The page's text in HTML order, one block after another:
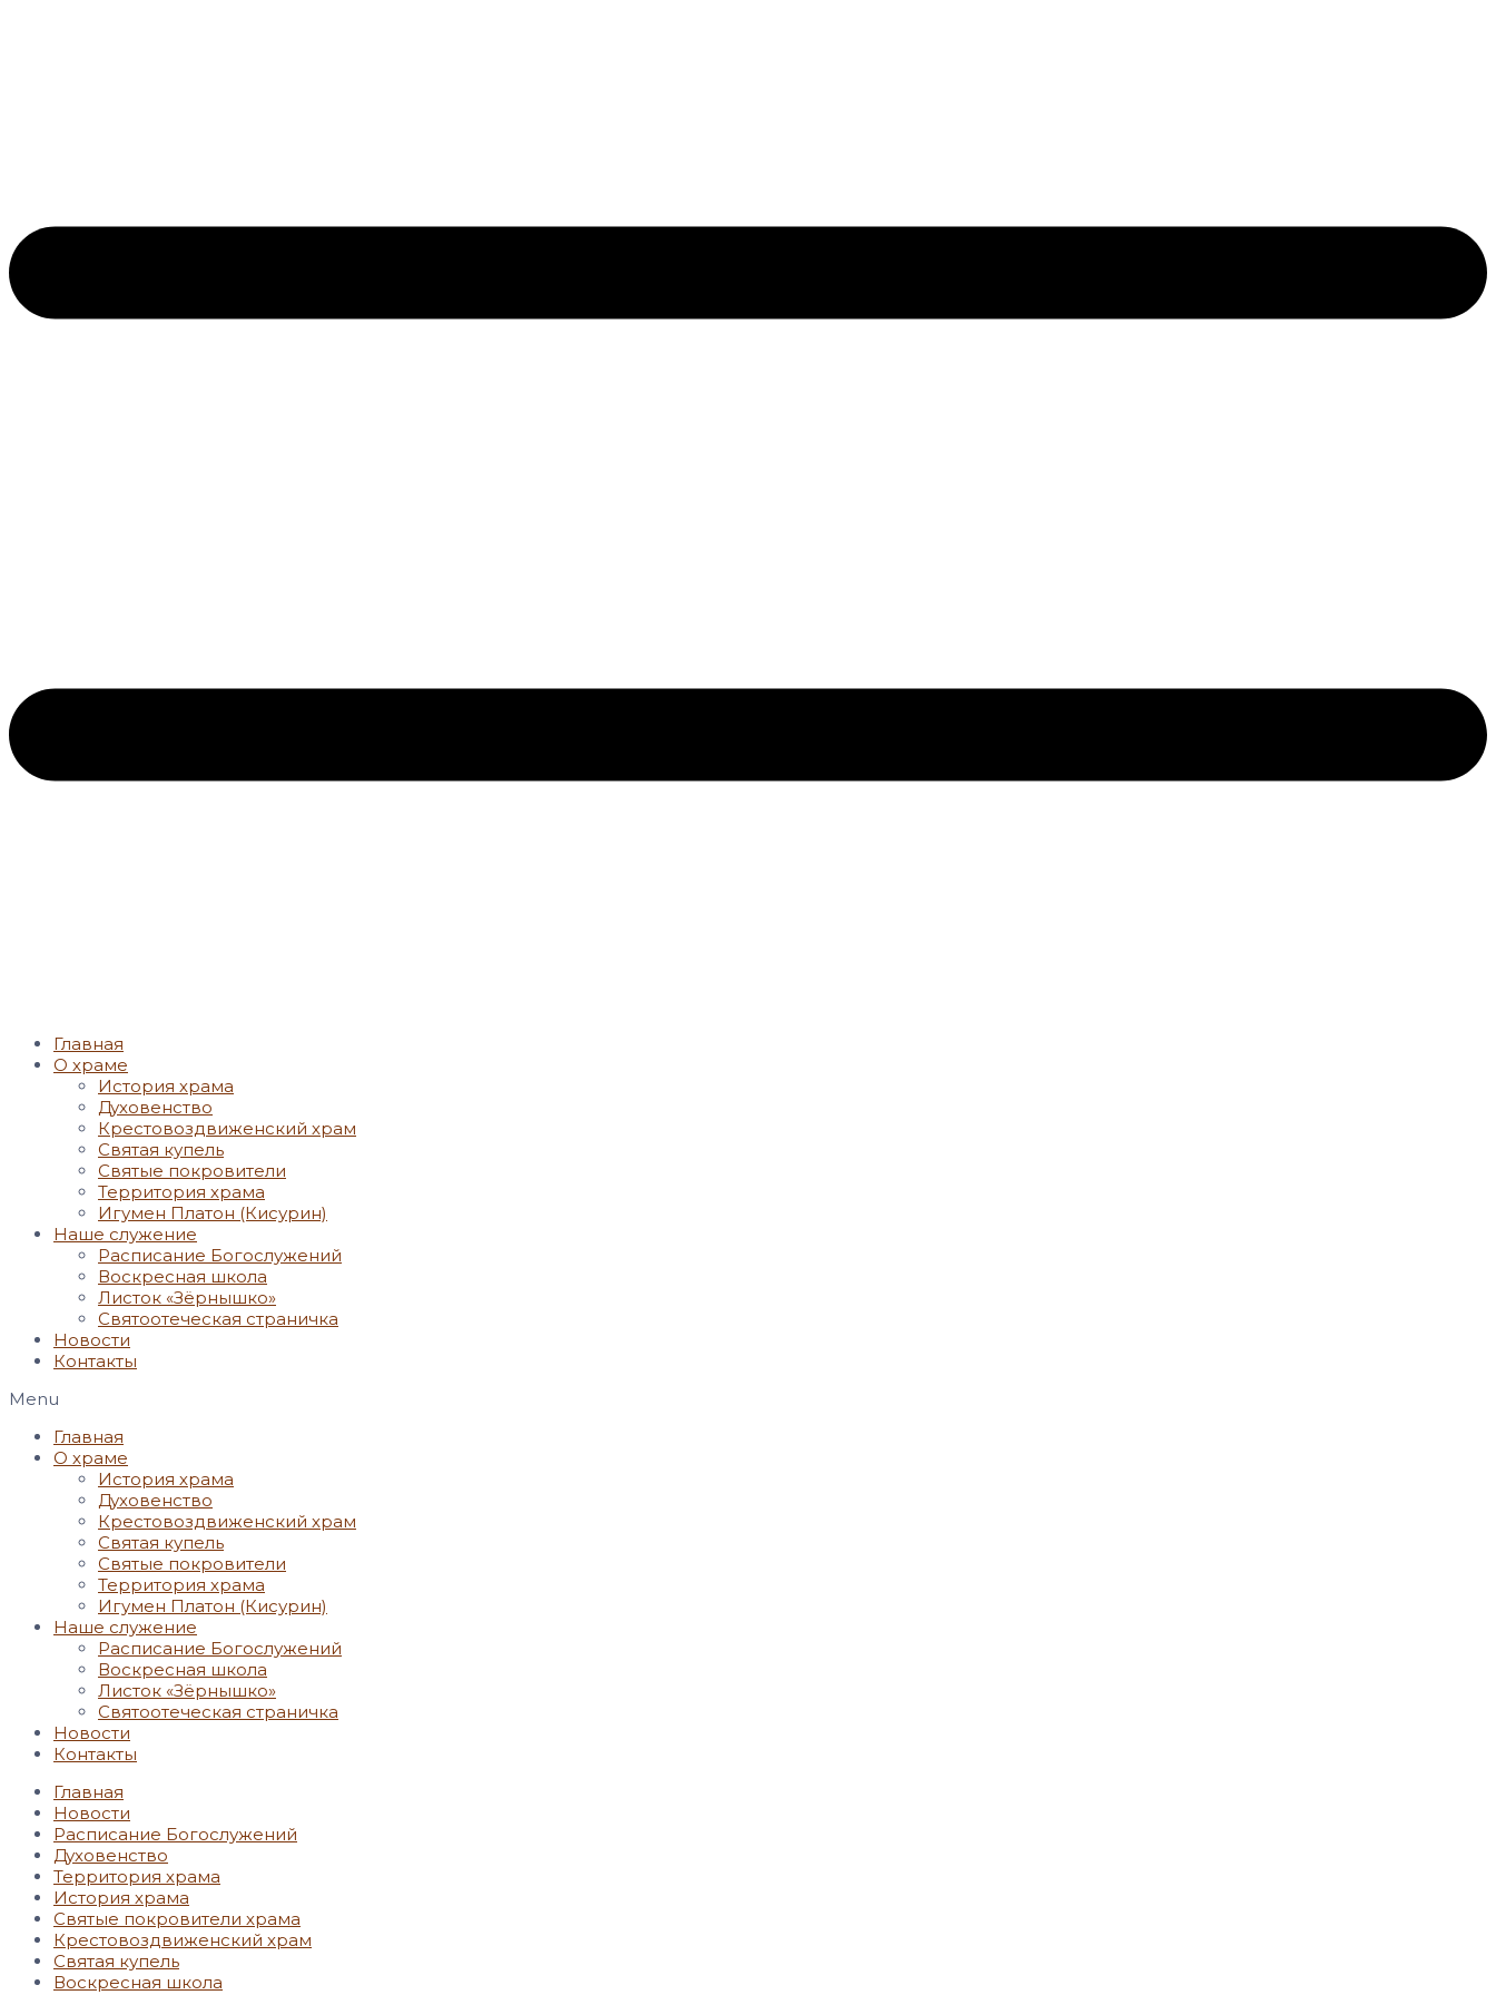
Главная
О храме
История храма
Духовенство
Крестовоздвиженский храм
Святая купель
Святые покровители
Территория храма
Игумен Платон (Кисурин)
Наше служение
Расписание Богослужений
Воскресная школа
Листок «Зёрнышко»
Святоотеческая страничка
Новости
Контакты
Menu
Главная
О храме
История храма
Духовенство
Крестовоздвиженский храм
Святая купель
Святые покровители
Территория храма
Игумен Платон (Кисурин)
Наше служение
Расписание Богослужений
Воскресная школа
Листок «Зёрнышко»
Святоотеческая страничка
Новости
Контакты
Главная
Новости
Расписание Богослужений
Духовенство
Территория храма
История храма
Святые покровители храма
Крестовоздвиженский храм
Святая купель
Воскресная школа